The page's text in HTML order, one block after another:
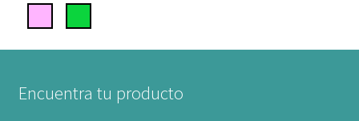
Encuentra tu producto